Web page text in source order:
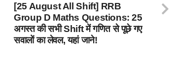
[25 August All Shift] RRB
Group D Maths Questions: 25
अगस्त की सभी Shift में गणित से पूछे गए
सवालों का लेवल, यहां जाने!